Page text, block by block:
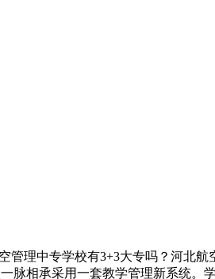
理中专学校有3+3大专吗？河北
脉相承采用一套教学管理新系统。